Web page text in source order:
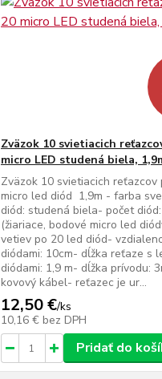
Zväzok 10 svietiacich
micro LED studená biela,
Zväzok 10 svietiacich reťazcov
micro led diód 1,9m - farba
diód: studená biela- počet
(žiariace, bodové micro led
vetiev po 20 led diód-
diódami: 10cm- dĺžka reťaze s
diódami: 1,9 m- dĺžka prívodu:
kovový kábel- reťazec je ur...
12,50 €/ks
10,16 € bez DPH
Pridať do